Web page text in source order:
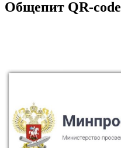
Общепит QR-code